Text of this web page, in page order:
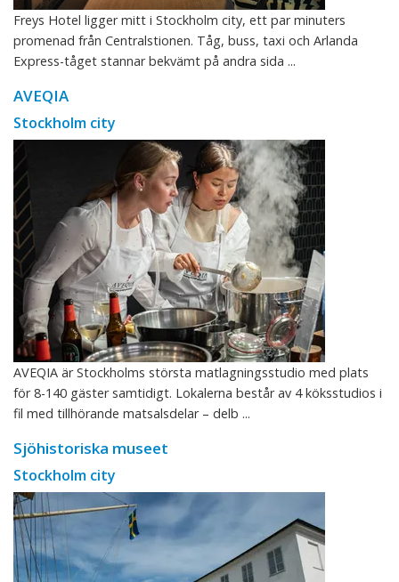
Freys Hotel ligger mitt i Stockholm city, ett par minuters
promenad från Centralstionen. Tåg, buss, taxi och Arlanda
Express-tåget stannar bekvämt på andra sida ...
AVEQIA
Stockholm city
AVEQIA är Stockholms största matlagningsstudio med plats
för 8-140 gäster samtidigt. Lokalerna består av 4 köksstudios i
fil med tillhörande matsalsdelar – delb ...
Sjöhistoriska museet
Stockholm city